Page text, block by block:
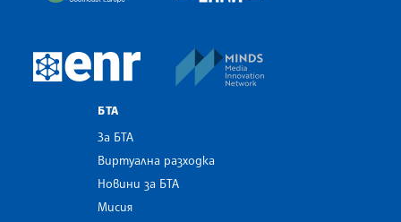
European Newsroom
БТА
За БТА
Виртуална разходка
Новини за БТА
Мисия